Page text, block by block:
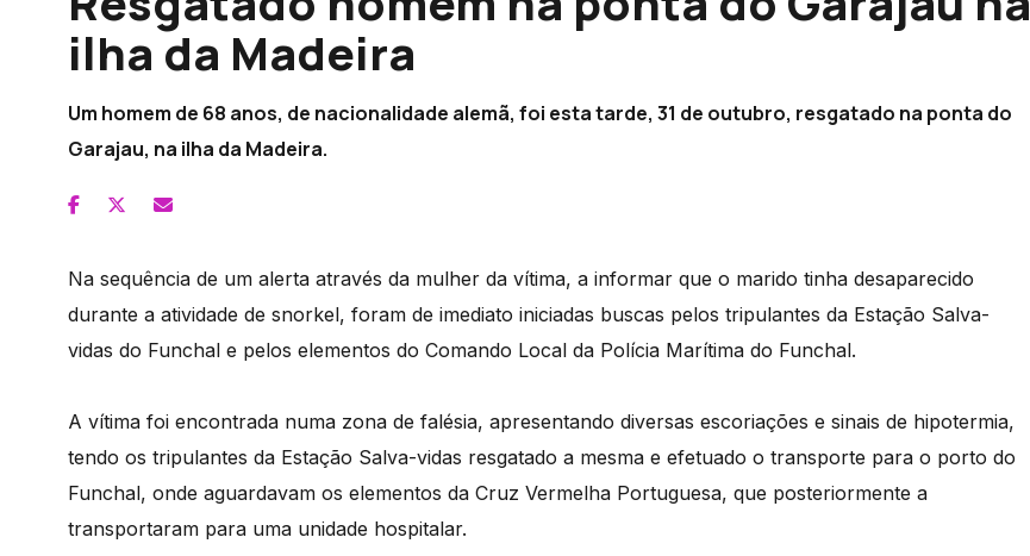
ilha da Madeira
Um homem de 68 anos, de nacionalidade alemã, foi esta tarde, 31 de outubro, resgatado na ponta do
Garajau, na ilha da Madeira.
Na sequência de um alerta através da mulher da vítima, a informar que o marido tinha desaparecido
durante a atividade de snorkel, foram de imediato iniciadas buscas pelos tripulantes da Estação Salva-
vidas do Funchal e pelos elementos do Comando Local da Polícia Marítima do Funchal.
A vítima foi encontrada numa zona de falésia, apresentando diversas escoriações e sinais de hipotermia,
tendo os tripulantes da Estação Salva-vidas resgatado a mesma e efetuado o transporte para o porto do
Funchal, onde aguardavam os elementos da Cruz Vermelha Portuguesa, que posteriormente a
transportaram para uma unidade hospitalar.